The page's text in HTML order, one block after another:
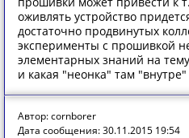
оживлять устройство
достаточно продвинутых
эксперименты с прошивкой
элементарных знаний на
и какая "неонка" там
Автор: cornborer
Дата сообщения: 30.11.2015 19:54